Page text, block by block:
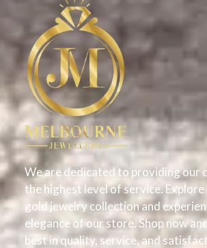
We are dedicated to providing our
the highest level of service.
gold jewelry collection and
elegance of our store. Shop now
best in quality, service, and